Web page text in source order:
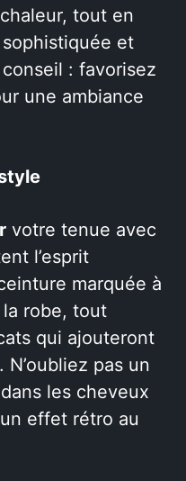
tout en
et
: favorisez
une ambiance
votre tenue avec
l’esprit
marquée à
robe, tout
qui ajouteront
N’oubliez pas un
les cheveux
effet rétro au